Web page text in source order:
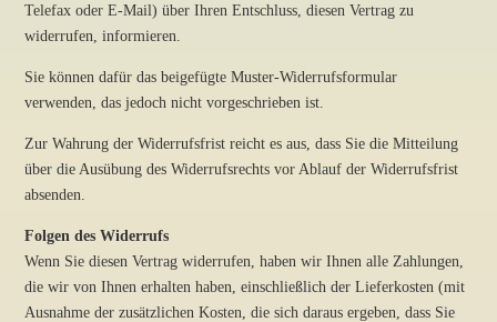
Telefax oder E-Mail) über Ihren Entschluss, diesen Vertrag zu
widerrufen, informieren.
Sie können dafür das beigefügte Muster-Widerrufsformular
verwenden, das jedoch nicht vorgeschrieben ist.
Zur Wahrung der Widerrufsfrist reicht es aus, dass Sie die Mitteilung
über die Ausübung des Widerrufsrechts vor Ablauf der Widerrufsfrist
absenden.
Folgen des Widerrufs
Wenn Sie diesen Vertrag widerrufen, haben wir Ihnen alle Zahlungen,
die wir von Ihnen erhalten haben, einschließlich der Lieferkosten (mit
Ausnahme der zusätzlichen Kosten, die sich daraus ergeben, dass Sie